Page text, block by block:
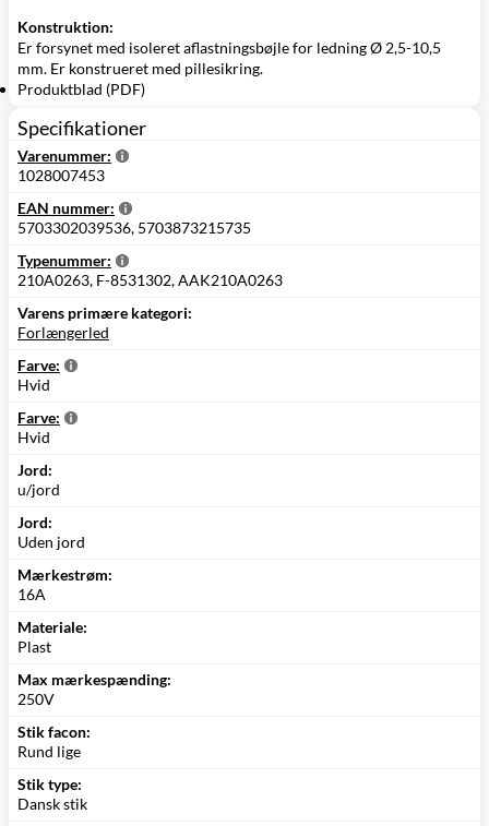
Konstruktion:
Er forsynet med isoleret aflastningsbøjle for ledning Ø 2,5-10,5
mm. Er konstrueret med pillesikring.
Produktblad (PDF)
Specifikationer
Varenummer:
1028007453
EAN nummer:
5703302039536, 5703873215735
Typenummer:
210A0263, F-8531302, AAK210A0263
Varens primære kategori:
Forlængerled
Farve:
Hvid
Farve:
Hvid
Jord:
u/jord
Jord:
Uden jord
Mærkestrøm:
16A
Materiale:
Plast
Max mærkespænding:
250V
Stik facon:
Rund lige
Stik type:
Dansk stik